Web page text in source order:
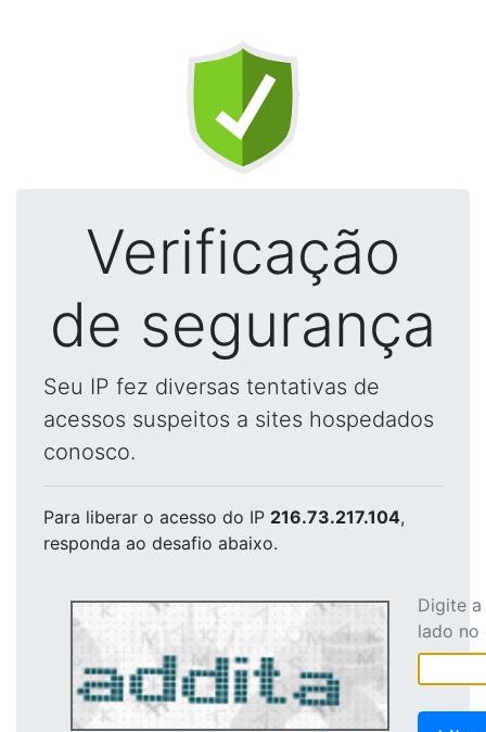
Verificação
de segurança
Seu IP fez diversas tentativas de
acessos suspeitos a sites hospedados
conosco.
Para liberar o acesso do IP 216.73.217.104,
responda ao desafio abaixo.
Digite
lado no